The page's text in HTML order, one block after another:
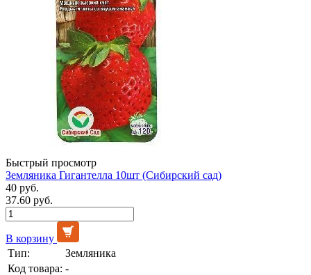
Быстрый просмотр
Земляника Гигантелла 10шт (Сибирский сад)
40 руб.
37.60 руб.
В корзину
Тип:
Земляника
Код товара: -